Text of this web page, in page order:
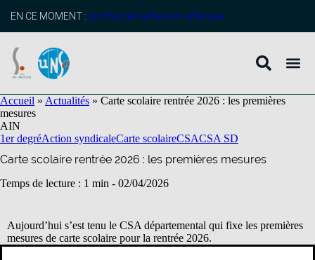
principal
EN CE MOMENT : profitez de l’adhésion anticipée
Accueil » Actualités » Carte scolaire rentrée 2026 : les premières
mesures
AIN
1er degréAction syndicaleCarte scolaireCSACSA SD
Carte scolaire rentrée 2026 : les premières mesures
Temps de lecture : 1 min - 02/04/2026
Aujourd’hui s’est tenu le CSA départemental qui fixe les premières
mesures de carte scolaire pour la rentrée 2026.